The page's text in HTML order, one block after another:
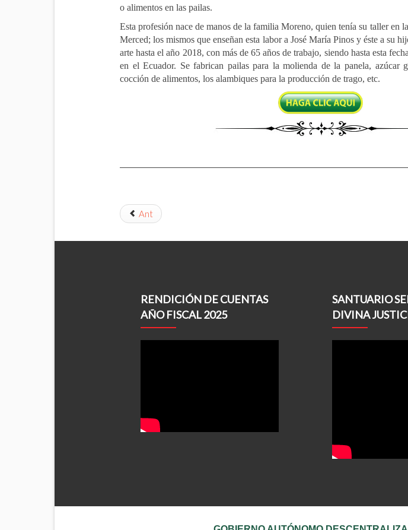
o alimentos en las pailas.
Esta profesión nace de manos de la familia Moreno, quien tenía su taller en
Merced; los mismos que enseñan esta labor a José María Pinos y éste a su
arte hasta el año 2018, con más de 65 años de trabajo, siendo hasta esta
en el Ecuador. Se fabrican pailas para la molienda de la panela, azúcar
cocción de alimentos, los alambiques para la producción de trago, etc.
Ant
RENDICIÓN DE CUENTAS
AÑO FISCAL 2025
SANTUARIO
DIVINA